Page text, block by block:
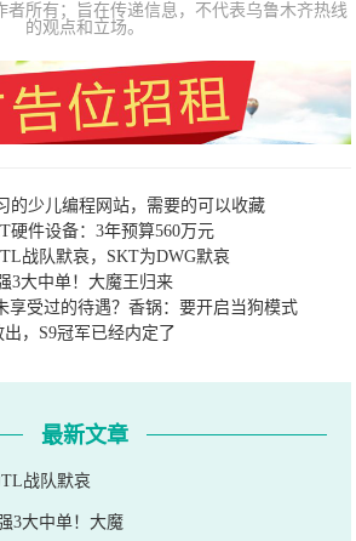
者所有；旨在传递信息，不代表乌鲁木齐热线
的观点和立场。
的少儿编程网站，需要的可以收藏
硬件设备：3年预算560万元
战队默哀，SKT为DWG默哀
3大中单！大魔王归来
享受过的待遇？香锅：要开启当狗模式
，S9冠军已经内定了
最新文章
战队默哀
3大中单！大魔